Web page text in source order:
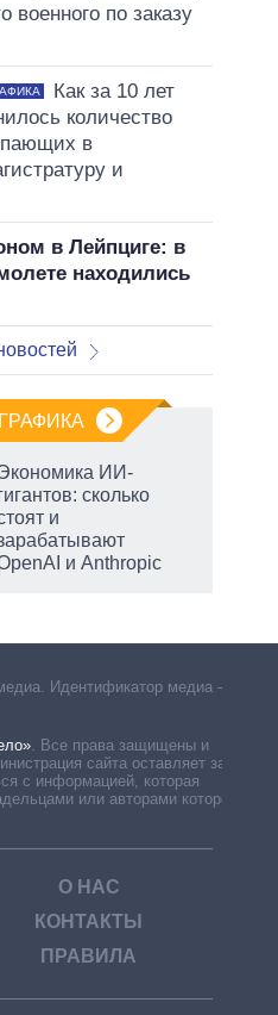
военного по заказу
Как за 10 лет
количество
в
и
в Лейпциге: в
находились
ИИ-
сколько
и
и Anthropic
Идентификатор медиа –
Все права защищены и
сайта оставляет за
с информацией, которая
или авторами которой
О НАС
КОНТАКТЫ
ПРАВИЛА